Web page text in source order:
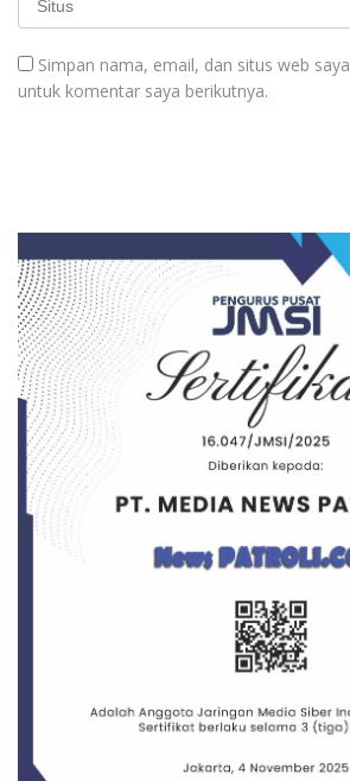
Simpan nama, email, dan situs web
untuk komentar saya berikutnya.